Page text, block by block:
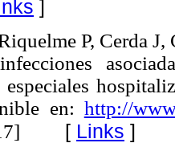
]
P, Cerda
especiales
en: http://
[ Links ]